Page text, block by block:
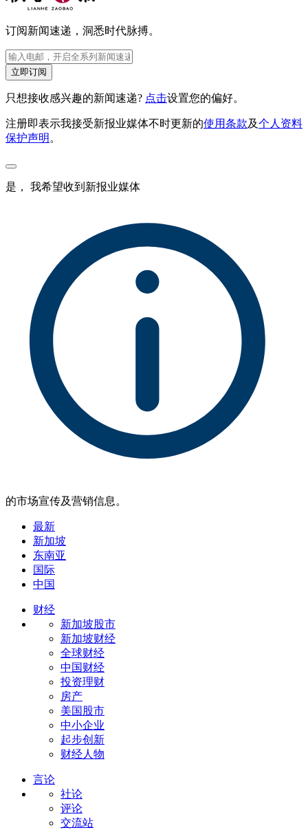
订阅新闻速递，洞悉时代脉搏。
立即订阅
只想接收感兴趣的新闻速递? 点击设置您的偏好。
注册即表示我接受新报业媒体不时更新的使用条款及个人资料
保护声明 。
是， 我希望收到新报业媒体
的市场宣传及营销信息。
最新
新加坡
东南亚
国际
中国
财经
新加坡股市
新加坡财经
全球财经
中国财经
投资理财
房产
美国股市
中小企业
起步创新
财经人物
言论
社论
评论
交流站